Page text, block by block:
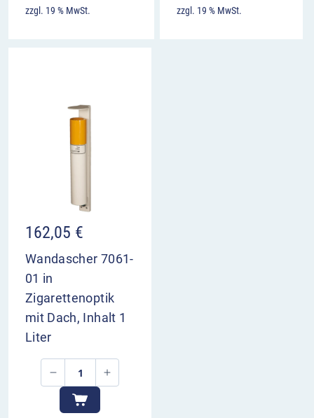
zzgl. 19 % MwSt.
zzgl. 19 % MwSt.
162,05 €
Wandascher 7061-
01 in
Zigarettenoptik
mit Dach, Inhalt 1
Liter